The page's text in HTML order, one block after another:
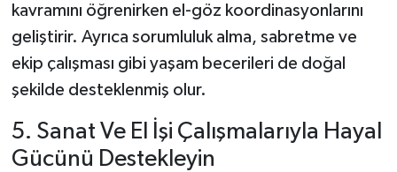
kavramını öğrenirken el-göz koordinasyonlarını
geliştirir. Ayrıca sorumluluk alma, sabretme ve
ekip çalışması gibi yaşam becerileri de doğal
şekilde desteklenmiş olur.
5. Sanat Ve El İşi Çalışmalarıyla Hayal
Gücünü Destekleyin